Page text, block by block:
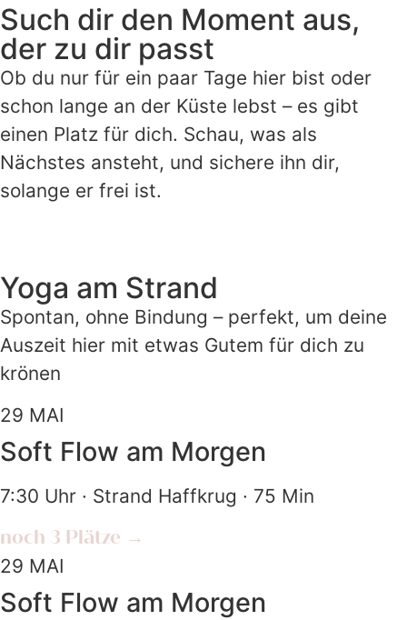
Such dir den Moment aus,
der zu dir passt
Ob du nur für ein paar Tage hier bist oder
schon lange an der Küste lebst – es gibt
einen Platz für dich. Schau, was als
Nächstes ansteht, und sichere ihn dir,
solange er frei ist.
Yoga am Strand
Spontan, ohne Bindung – perfekt, um deine
Auszeit hier mit etwas Gutem für dich zu
krönen
29 MAI
Soft Flow am Morgen
7:30 Uhr · Strand Haffkrug · 75 Min
noch 3 Plätze →
29 MAI
Soft Flow am Morgen